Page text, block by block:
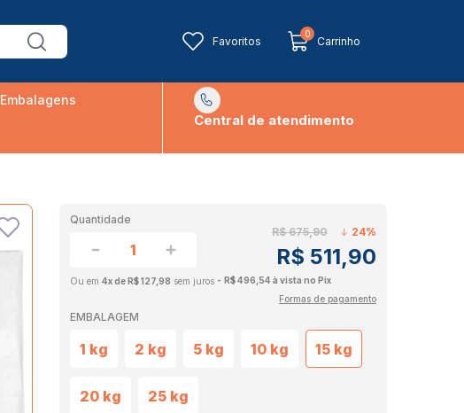
Favoritos
0
Carrinho
Embalagens
Central de atendimento
Quantidade
R$ 675,90
R$ 511,90
24%
4x de R$ 127,98 sem juros
R$ 496,54 à vista no Pix
Formas de pagamento
EMBALAGEM
1 kg 2 kg 5 kg 10 kg 15 kg
20 kg 25 kg